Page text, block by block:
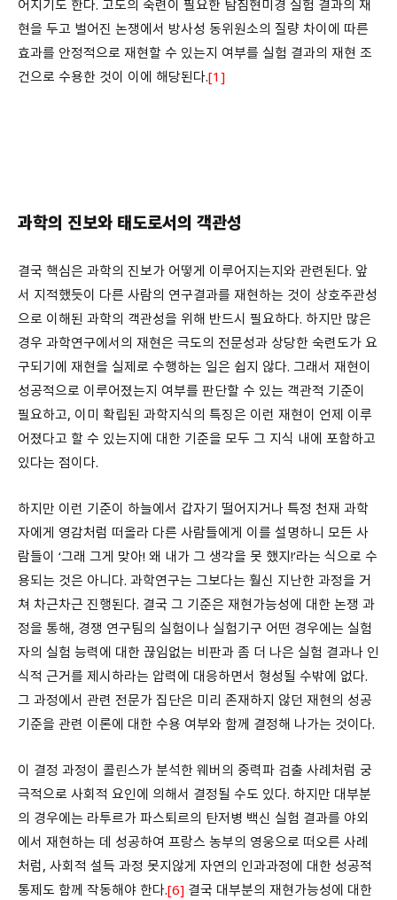
어지기도 한다. 고도의 숙련이 필요한 탐침현미경 실험 결과의 재
현을 두고 벌어진 논쟁에서 방사성 동위원소의 질량 차이에 따른
효과를 안정적으로 재현할 수 있는지 여부를 실험 결과의 재현 조
건으로 수용한 것이 이에 해당된다.[1]
과학의 진보와 태도로서의 객관성
결국 핵심은 과학의 진보가 어떻게 이루어지는지와 관련된다. 앞
서 지적했듯이 다른 사람의 연구결과를 재현하는 것이 상호주관성
으로 이해된 과학의 객관성을 위해 반드시 필요하다. 하지만 많은
경우 과학연구에서의 재현은 극도의 전문성과 상당한 숙련도가 요
구되기에 재현을 실제로 수행하는 일은 쉽지 않다. 그래서 재현이
성공적으로 이루어졌는지 여부를 판단할 수 있는 객관적 기준이
필요하고, 이미 확립된 과학지식의 특징은 이런 재현이 언제 이루
어졌다고 할 수 있는지에 대한 기준을 모두 그 지식 내에 포함하고
있다는 점이다.
하지만 이런 기준이 하늘에서 갑자기 떨어지거나 특정 천재 과학
자에게 영감처럼 떠올라 다른 사람들에게 이를 설명하니 모든 사
람들이 ‘그래 그게 맞아! 왜 내가 그 생각을 못 했지!’라는 식으로 수
용되는 것은 아니다. 과학연구는 그보다는 훨신 지난한 과정을 거
쳐 차근차근 진행된다. 결국 그 기준은 재현가능성에 대한 논쟁 과
정을 통해, 경쟁 연구팀의 실험이나 실험기구 어떤 경우에는 실험
자의 실험 능력에 대한 끊임없는 비판과 좀 더 나은 실험 결과나 인
식적 근거를 제시하라는 압력에 대응하면서 형성될 수밖에 없다.
그 과정에서 관련 전문가 집단은 미리 존재하지 않던 재현의 성공
기준을 관련 이론에 대한 수용 여부와 함께 결정해 나가는 것이다.
이 결정 과정이 콜린스가 분석한 웨버의 중력파 검출 사례처럼 궁
극적으로 사회적 요인에 의해서 결정될 수도 있다. 하지만 대부분
의 경우에는 라투르가 파스퇴르의 탄저병 백신 실험 결과를 야외
에서 재현하는 데 성공하여 프랑스 농부의 영웅으로 떠오른 사례
처럼, 사회적 설득 과정 못지않게 자연의 인과과정에 대한 성공적
통제도 함께 작동해야 한다.[6] 결국 대부분의 재현가능성에 대한